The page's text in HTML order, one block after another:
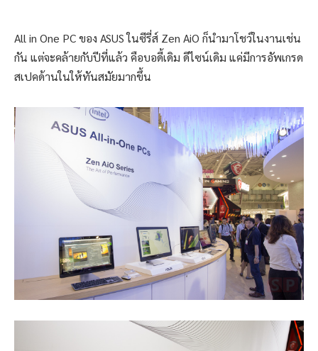
All in One PC ของ ASUS ในซีรี่ส์ Zen AiO ก็นำมาโชว์ในงานเช่น
กัน แต่จะคล้ายกับปีที่แล้ว คือบอดี้เดิม ดีไซน์เดิม แค่มีการอัพเกรด
สเปคด้านในให้ทันสมัยมากขึ้น